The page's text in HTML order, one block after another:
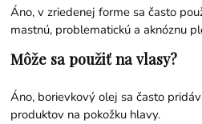
Áno, v zriedenej forme sa často
mastnú, problematickú a aknóznu
Môže sa použiť na vlasy?
Áno, borievkový olej sa často
produktov na pokožku hlavy.